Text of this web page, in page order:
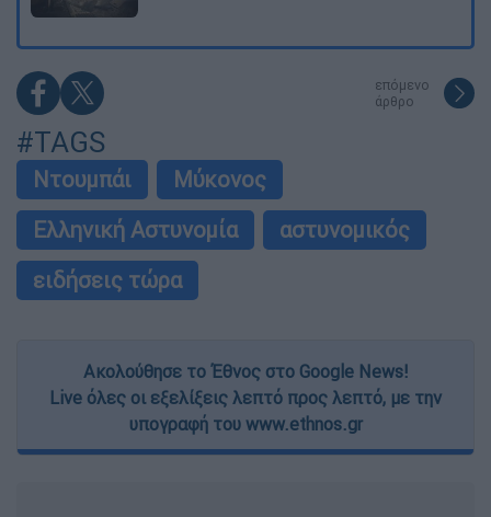
επόμενο
άρθρο
#TAGS
Ντουμπάι
Μύκονος
Ελληνική Αστυνομία
αστυνομικός
ειδήσεις τώρα
Ακολούθησε το Έθνος στο Google News!
Live όλες οι εξελίξεις λεπτό προς λεπτό, με την
υπογραφή του www.ethnos.gr